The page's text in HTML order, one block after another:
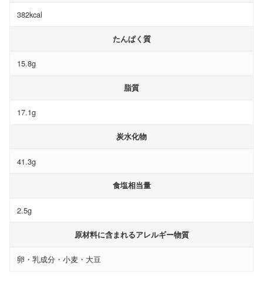
382kcal
たんぱく質
15.8g
脂質
17.1g
炭水化物
41.3g
食塩相当量
2.5g
原材料に含まれるアレルギー物質
卵・乳成分・小麦・大豆